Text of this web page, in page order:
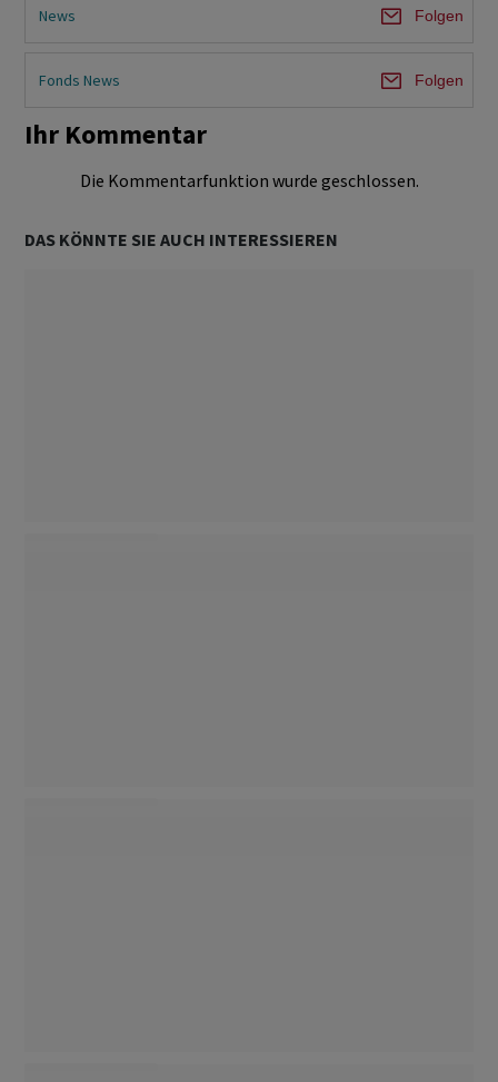
News Folgen
Fonds News Folgen
Ihr Kommentar
Die Kommentarfunktion wurde geschlossen.
DAS KÖNNTE SIE AUCH INTERESSIEREN